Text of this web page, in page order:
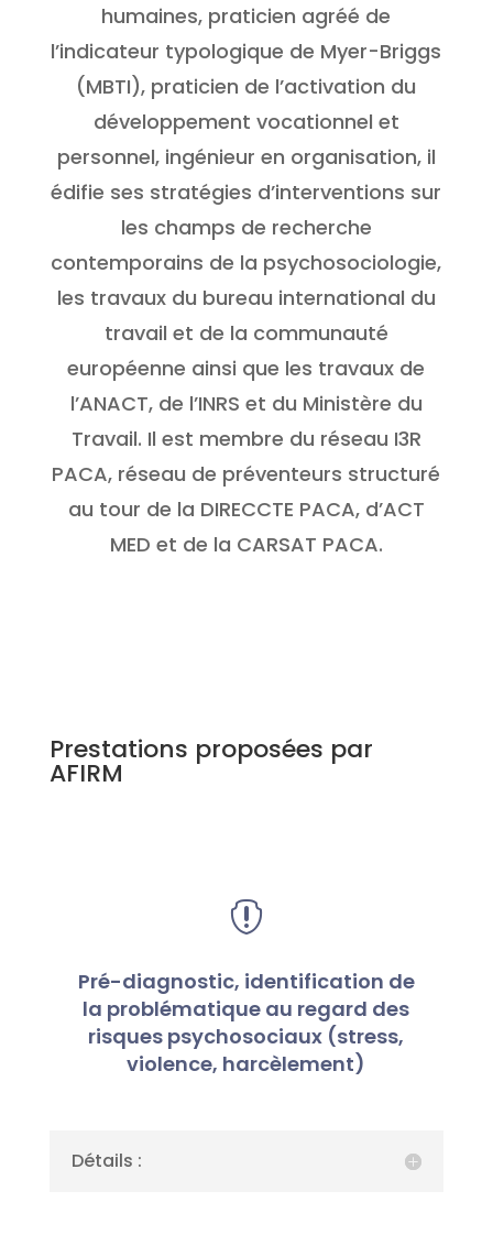
humaines, praticien agréé de
l’indicateur typologique de Myer-Briggs
(MBTI), praticien de l’activation du
développement vocationnel et
personnel, ingénieur en organisation, il
édifie ses stratégies d’interventions sur
les champs de recherche
contemporains de la psychosociologie,
les travaux du bureau international du
travail et de la communauté
européenne ainsi que les travaux de
l’ANACT, de l’INRS et du Ministère du
Travail. Il est membre du réseau I3R
PACA, réseau de préventeurs structuré
au tour de la DIRECCTE PACA, d’ACT
MED et de la CARSAT PACA.
Prestations proposées par
AFIRM

Pré-diagnostic, identification de
la problématique au regard des
risques psychosociaux (stress,
violence, harcèlement)
Détails :